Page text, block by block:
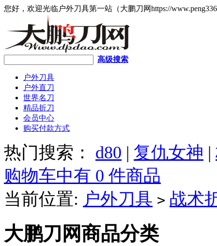
您好，欢迎光临户外刀具第一站（大鹏刀网https://
高级搜索
户外刀具
户外直刀
世界名刀
精品折刀
会员中心
购买付款方式
热门搜索： d80 | 复仇女神 |
购物车中有 0 件商品
当前位置: 户外刀具 > 战术
大鹏刀网商品分类